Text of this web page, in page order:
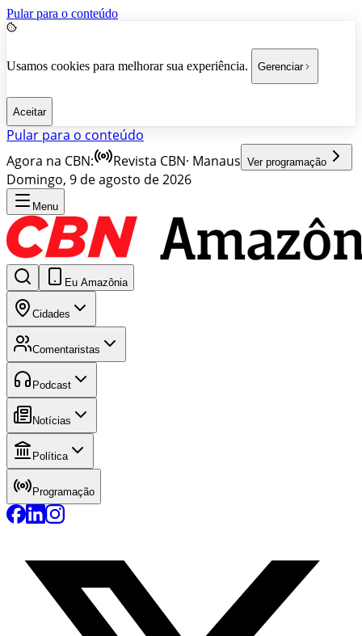
Pular para o conteúdo
Usamos cookies para melhorar sua experiência. Gerenciar
Aceitar
Pular para o conteúdo
Agora na CBN:
Revista CBN· Manaus Ver programação
Domingo, 9 de agosto de 2026
Menu
Eu Amazônia
Cidades
Comentaristas
Podcast
Notícias
Política
Programação